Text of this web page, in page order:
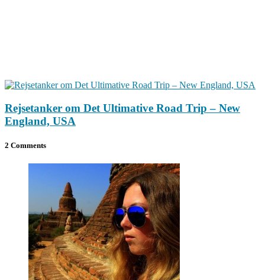
Rejsetanker om Det Ultimative Road Trip – New
England, USA
2 Comments